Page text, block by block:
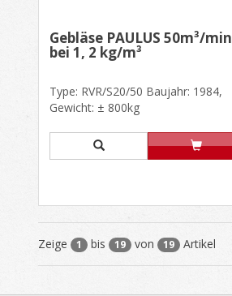
Gebläse PAULUS 50m³/min
bei 1, 2 kg/m³
Type: RVR/S20/50 Baujahr: 1984,
Gewicht: ± 800kg
1110 mm, H. 1250 m......
Zeige 1 bis 19 von 19 Artikel